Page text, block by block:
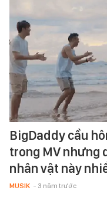
BigDaddy cầu
trong MV nhưng
nhân vật này
MUSIK - 3 năm trước